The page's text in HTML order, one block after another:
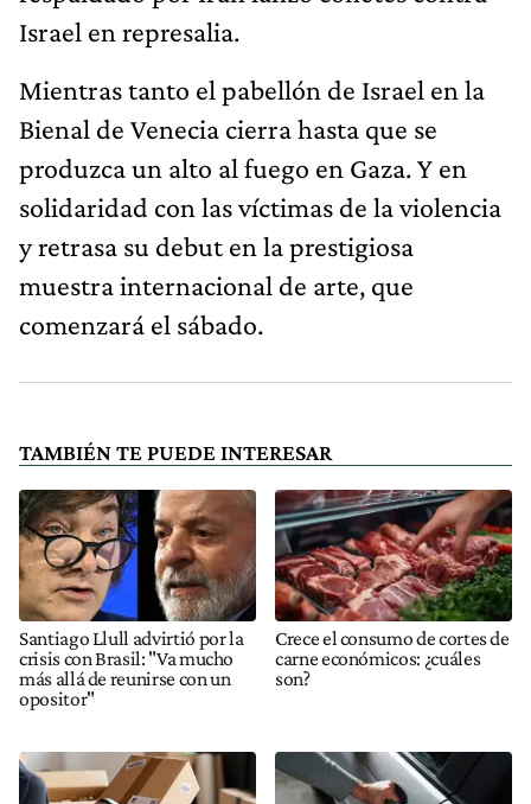
Israel en represalia.
Mientras tanto el pabellón de Israel en la
Bienal de Venecia cierra hasta que se
produzca un alto al fuego en Gaza. Y en
solidaridad con las víctimas de la violencia
y retrasa su debut en la prestigiosa
muestra internacional de arte, que
comenzará el sábado.
TAMBIÉN TE PUEDE INTERESAR
Santiago Llull advirtió por la
crisis con Brasil: "Va mucho
más allá de reunirse con un
opositor"
Crece el consumo de cortes de
carne económicos: ¿cuáles
son?